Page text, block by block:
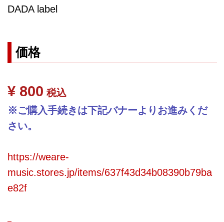
DADA label
価格
¥ 800 税込
※ご購入手続きは下記バナーよりお進みくだ
さい。
https://weare-
music.stores.jp/items/637f43d34b08390b79ba
e82f